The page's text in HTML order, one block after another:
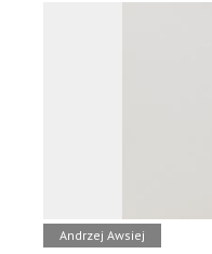
Andrzej Awsiej